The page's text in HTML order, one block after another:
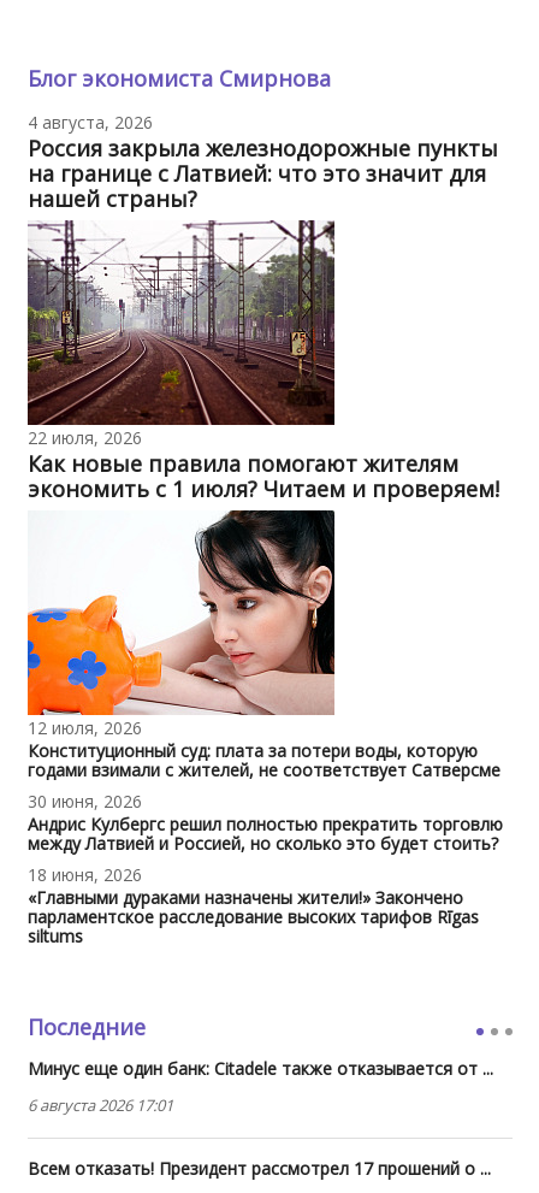
Блог экономиста Смирнова
4 августа, 2026
Россия закрыла железнодорожные пункты
на границе с Латвией: что это значит для
нашей страны?
22 июля, 2026
Как новые правила помогают жителям
экономить с 1 июля? Читаем и проверяем!
12 июля, 2026
Конституционный суд: плата за потери воды, которую
годами взимали с жителей, не соответствует Сатверсме
30 июня, 2026
Андрис Кулбергс решил полностью прекратить торговлю
между Латвией и Россией, но сколько это будет стоить?
18 июня, 2026
«Главными дураками назначены жители!» Закончено
парламентское расследование высоких тарифов Rīgas
siltums
Последние
Минус еще один банк: Citadele также отказывается от ...
6 августа 2026 17:01
Всем отказать! Президент рассмотрел 17 прошений о ...